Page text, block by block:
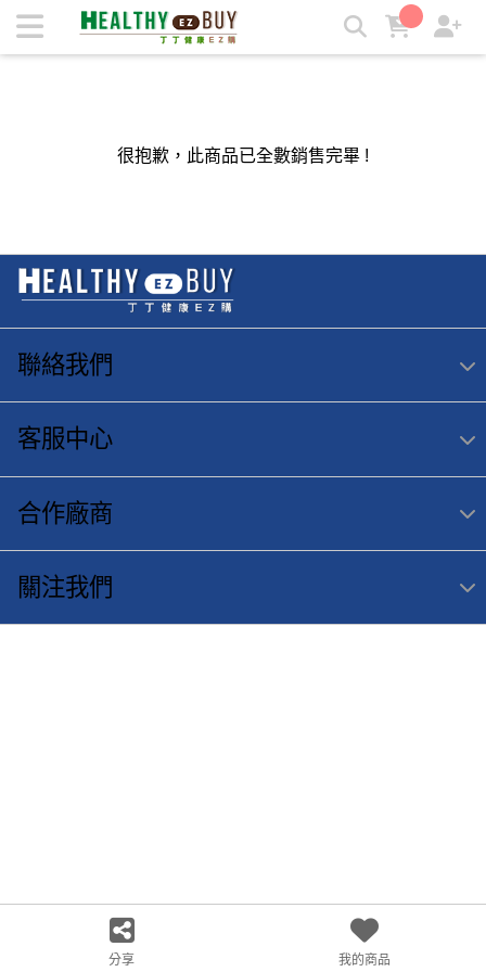
丁丁健康easy購 | 丁丁健康easy購
很抱歉，此商品已全數銷售完畢 !
聯絡我們
客服中心
合作廠商
關注我們
分享 我的商品